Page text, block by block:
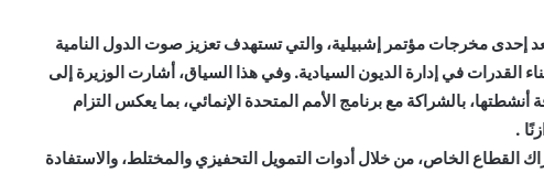
إحدى مخرجات مؤتمر إشبيلية، والتي تستهدف تعزيز صوت الدول النامية
القدرات في إدارة الديون السيادية. وفي هذا السياق، أشارت الوزيرة إلى
بالشراكة مع برنامج الأمم المتحدة الإنمائي، بما يعكس التزام
.
القطاع الخاص، من خلال أدوات التمويل التحفيزي والمختلط، والاستفادة